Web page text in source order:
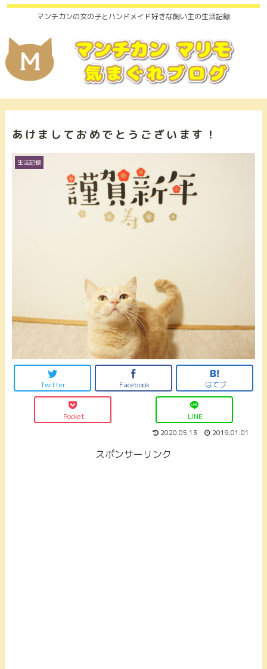
マンチカンの女の子とハンドメイド好きな飼い主の生活記録
あけましておめでとうございます！
生活記録
Twitter Facebook はてブ
Pocket LINE
2020.05.13 2019.01.01
スポンサーリンク